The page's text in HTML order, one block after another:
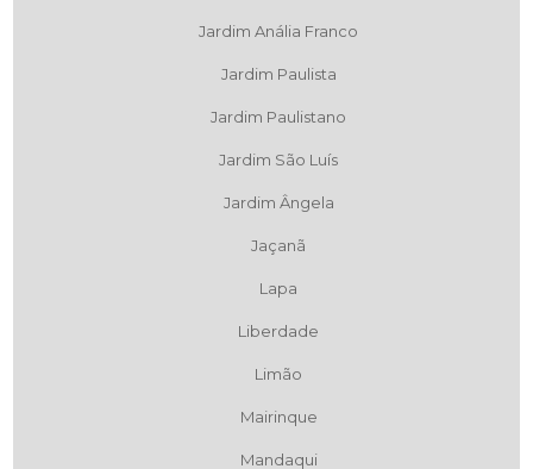
Jardim Anália Franco
Jardim Paulista
Jardim Paulistano
Jardim São Luís
Jardim Ângela
Jaçanã
Lapa
Liberdade
Limão
Mairinque
Mandaqui